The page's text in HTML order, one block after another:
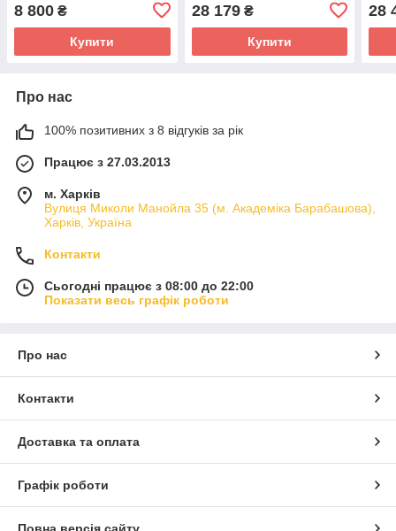
8 800 ₴
Купити
28 179₴
Купити
28
Про нас
100% позитивних з 8 відгуків за рік
Працює з 27.03.2013
м. Харків
Вулиця Миколи Манойла 35 (м. Академіка Барабашова),
Харків, Україна
Контакти
Сьогодні працює з 08:00 до 22:00
Показати весь графік роботи
Про нас
Контакти
Доставка та оплата
Графік роботи